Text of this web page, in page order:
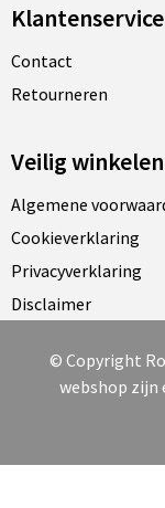
Klantenservice
Contact
Retourneren
Veilig winkelen
Algemene
Cookieverklaring
Privacyverklaring
Disclaimer
© Copyright
webshop zijn